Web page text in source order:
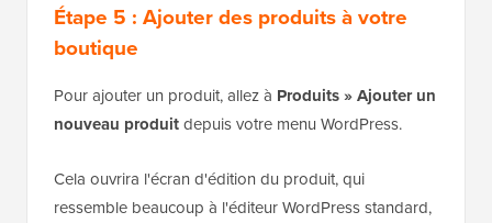
Étape 5 : Ajouter des produits à votre
boutique
Pour ajouter un produit, allez à Produits » Ajouter un
nouveau produitdepuis votre menu WordPress.
Cela ouvrira l'écran d'édition du produit, qui
ressemble beaucoup à l'éditeur WordPress standard,